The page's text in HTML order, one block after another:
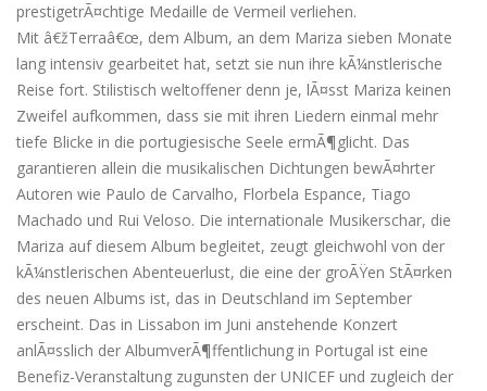
prestigetrÃ¤chtige Medaille de Vermeil verliehen.
Mit â€žTerraâ€œ, dem Album, an dem Mariza sieben Monate
lang intensiv gearbeitet hat, setzt sie nun ihre kÃ¼nstlerische
Reise fort. Stilistisch weltoffener denn je, lÃ¤sst Mariza keinen
Zweifel aufkommen, dass sie mit ihren Liedern einmal mehr
tiefe Blicke in die portugiesische Seele ermÃ¶glicht. Das
garantieren allein die musikalischen Dichtungen bewÃ¤hrter
Autoren wie Paulo de Carvalho, Florbela Espance, Tiago
Machado und Rui Veloso. Die internationale Musikerschar, die
Mariza auf diesem Album begleitet, zeugt gleichwohl von der
kÃ¼nstlerischen Abenteuerlust, die eine der groÃŸen StÃ¤rken
des neuen Albums ist, das in Deutschland im September
erscheint. Das in Lissabon im Juni anstehende Konzert
anlÃ¤sslich der AlbumverÃ¶ffentlichung in Portugal ist eine
Benefiz-Veranstaltung zugunsten der UNICEF und zugleich der